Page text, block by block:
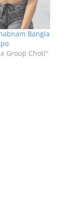
Bangla
Group Choti"